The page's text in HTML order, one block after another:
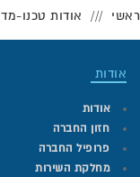
ראשי אודות טכנו-מד
אודות
אודות
חזון החברה
פרופיל החברה
מחלקת השירות